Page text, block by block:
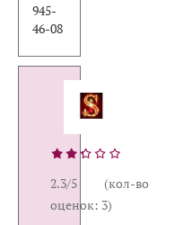
945-
46-08
2.3/5 (кол-во
оценок: 3)